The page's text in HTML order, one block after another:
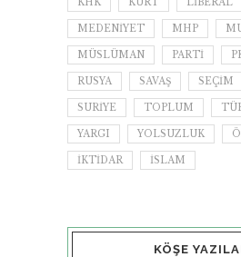
MEDENIYET MHP
MÜSLÜMAN PARTI
RUSYA SAVAŞ SEÇIM
SURIYE TOPLUM
YARGI YOLSUZLUK
İKTIDAR İSLAM
KÖŞE